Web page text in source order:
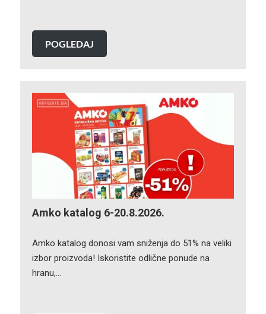
POGLEDAJ
Amko katalog 6-20.8.2026.
Amko katalog donosi vam sniženja do 51% na veliki
izbor proizvoda! Iskoristite odlične ponude na
hranu,…